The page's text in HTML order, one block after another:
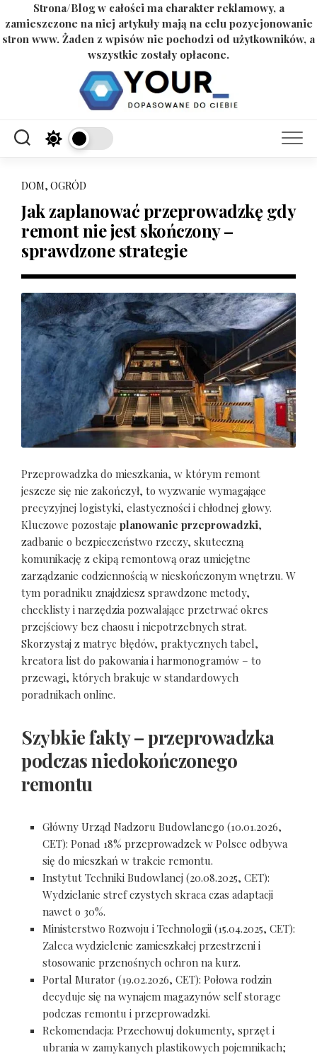
Strona/Blog w całości ma charakter reklamowy, a
zamieszczone na niej artykuły mają na celu pozycjonowanie
stron www. Żaden z wpisów nie pochodzi od użytkowników, a
wszystkie zostały opłacone.
DOM, OGRÓD
Jak zaplanować przeprowadzkę gdy
remont nie jest skończony –
sprawdzone strategie
Przeprowadzka do mieszkania, w którym remont
jeszcze się nie zakończył, to wyzwanie wymagające
precyzyjnej logistyki, elastyczności i chłodnej głowy.
Kluczowe pozostaje planowanie przeprowadzki,
zadbanie o bezpieczeństwo rzeczy, skuteczną
komunikację z ekipą remontową oraz umiejętne
zarządzanie codziennością w nieskończonym wnętrzu. W
tym poradniku znajdziesz sprawdzone metody,
checklisty i narzędzia pozwalające przetrwać okres
przejściowy bez chaosu i niepotrzebnych strat.
Skorzystaj z matryc błędów, praktycznych tabel,
kreatora list do pakowania i harmonogramów – to
przewagi, których brakuje w standardowych
poradnikach online.
Szybkie fakty – przeprowadzka
podczas niedokończonego
remontu
Główny Urząd Nadzoru Budowlanego (10.01.2026,
CET): Ponad 18% przeprowadzek w Polsce odbywa
się do mieszkań w trakcie remontu.
Instytut Techniki Budowlanej (20.08.2025, CET):
Wydzielanie stref czystych skraca czas adaptacji
nawet o 30%.
Ministerstwo Rozwoju i Technologii (15.04.2025, CET):
Zaleca wydzielenie zamieszkałej przestrzeni i
stosowanie przenośnych ochron na kurz.
Portal Murator (19.02.2026, CET): Połowa rodzin
decyduje się na wynajem magazynów self storage
podczas remontu i przeprowadzki.
Rekomendacja: Przechowuj dokumenty, sprzęt i
ubrania w zamykanych plastikowych pojemnikach;